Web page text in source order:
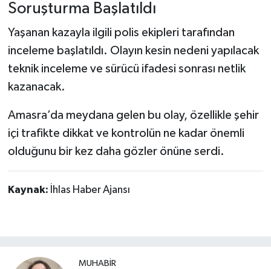
Soruşturma Başlatıldı
Yaşanan kazayla ilgili polis ekipleri tarafından
inceleme başlatıldı. Olayın kesin nedeni yapılacak
teknik inceleme ve sürücü ifadesi sonrası netlik
kazanacak.
Amasra’da meydana gelen bu olay, özellikle şehir
içi trafikte dikkat ve kontrolün ne kadar önemli
olduğunu bir kez daha gözler önüne serdi.
Kaynak: İhlas Haber Ajansı
MUHABİR